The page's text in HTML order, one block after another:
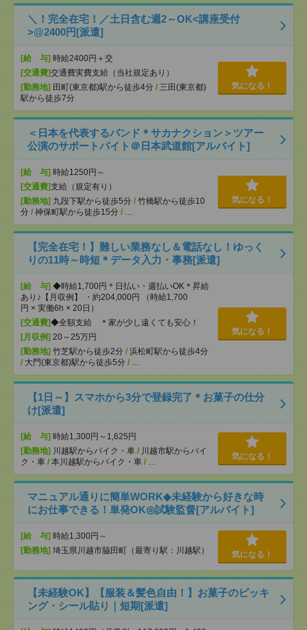
＼！完全在宅！／土日含む週2～OK<講座受付
>@2400円[派遣]
[給 与] 時給2400円＋交
[交通費]交通費実費支給（当社規定あり）
[勤務地] 田町(東京都)駅から徒歩4分 / 三田(東京都)
駅から徒歩7分
気になる！
＜日本を代表するバンド＊サカナクション＞ツアー
公演のサポートバイト＠日本武道館[アルバイト]
[給 与] 時給1250円～
[交通費]支給（規定有り）
[勤務地] 九段下駅から徒歩5分 / 竹橋駅から徒歩10
分 / 神保町駅から徒歩15分 / …
気になる！
【完全在宅！】難しい業務なし＆電話なし！ゆっく
りの11時～時短＊データ入力・事務[派遣]
[給 与] ◆時給1,700円＊日払い・週払いOK＊昇給
あり♪【月収例】 ・約204,000円 （時給1,700
円 × 実働6h × 20日）
[交通費]◆全額支給 ＊家が少し遠くても安心！
[月収例] 20～25万円
[勤務地] 竹芝駅から徒歩2分 / 浜松町駅から徒歩4分
/ 大門(東京都)駅から徒歩5分 / …
気になる！
【1日～】スマホから3分で登録完了＊お菓子の仕分
け[派遣]
[給 与] 時給1,300円～1,625円
[勤務地] 川越駅からバイク・車 / 川越市駅からバイ
ク・車 / 本川越駅からバイク・車 / …
気になる！
マニュアル通りに簡単WORK◆未経験から好きな時
にお仕事できる！単発OK◎試験監督[アルバイト]
[給 与] 時給1,300円～
[勤務地] 埼玉県川越市脇田町（最寄り駅：川越駅） 気になる！
【未経験OK】【服装＆髪色自由！】お菓子のピッキ
ング・シール貼り｜短期[派遣]